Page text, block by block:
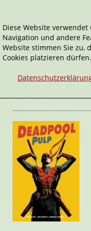
Home Comics
Deadpool Pulp
Campbell,Mike Benson
Rezension von Stefan
Diese Website
Navigation und andere
Website stimmen Sie zu,
Cookies platzieren dürfen.